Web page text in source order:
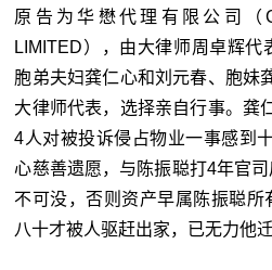
原告为华懋代理有限公司（
LIMITED），由大律师周卓辉
胞弟夫妇龚仁心和刘元春、胞妹
大律师代表，选择亲自行事。龚
4人对被投诉侵占物业一事感到
心慈善遗愿，与陈振聪打4年官
不可没，否则资产早属陈振聪
八十才被人驱赶出家，已无力他迁